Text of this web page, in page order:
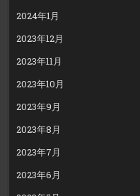
2024年1月
2023年12月
2023年11月
2023年10月
2023年9月
2023年8月
2023年7月
2023年6月